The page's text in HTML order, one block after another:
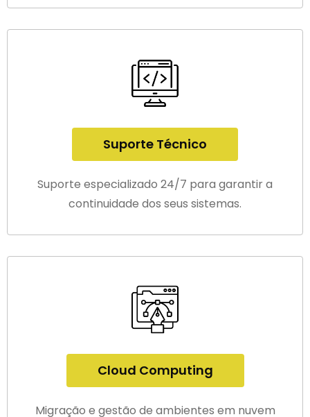
Suporte Técnico
Suporte especializado 24/7 para garantir a
continuidade dos seus sistemas.
Cloud Computing
Migração e gestão de ambientes em nuvem